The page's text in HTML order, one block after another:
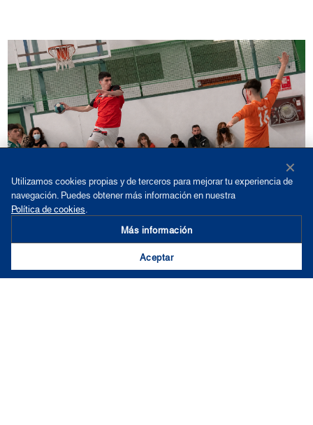
✕
Utilizamos cookies propias y de terceros para mejorar tu experiencia de
navegación. Puedes obtener más información en nuestra
Política de cookies
Más información
Aceptar